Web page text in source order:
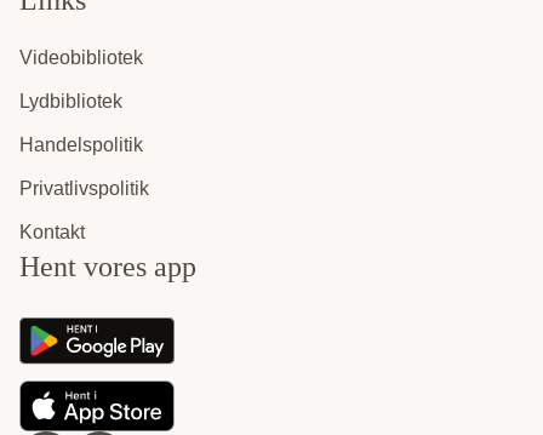
Videobibliotek
Lydbibliotek
Handelspolitik
Privatlivspolitik
Kontakt
Hent vores app